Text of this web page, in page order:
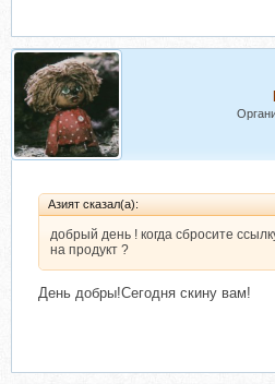
Азият сказал(а):
добрый день ! когда сбросите
на продукт ?
День добры!Сегодня скину вам!